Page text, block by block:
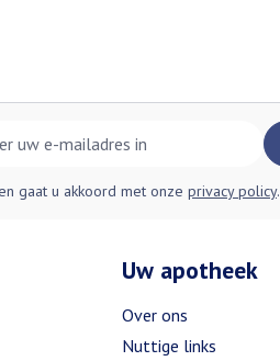
gaat u akkoord met onze privacy policy.
Uw apotheek
Over ons
Nuttige links